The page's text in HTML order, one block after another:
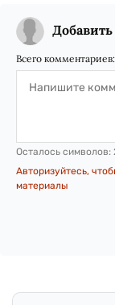
Всего комментариев:
Осталось символов:
Авторизуйтесь,
материалы